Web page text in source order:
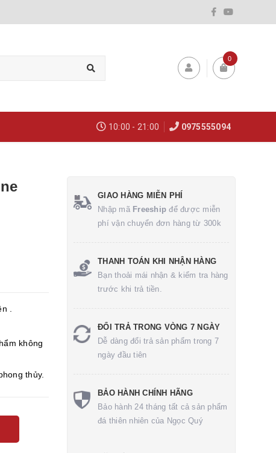
0
10:00 - 21:00 0975555094
.
không
thủy.
GIAO HÀNG MIỄN PHÍ
Nhập mã Freeship để được miễn
phí vận chuyển đơn hàng từ 300k
THANH TOÁN KHI NHẬN HÀNG
Bạn thoải mái nhận & kiểm tra hàng
trước khi trả tiền.
ĐỔI TRẢ TRONG VÒNG 7 NGÀY
Dễ dàng đổi trả sản phẩm trong 7
ngày đầu tiên
BẢO HÀNH CHÍNH HÃNG
Bảo hành 24 tháng tất cả sản phẩm
đá thiên nhiên của Ngọc Quý